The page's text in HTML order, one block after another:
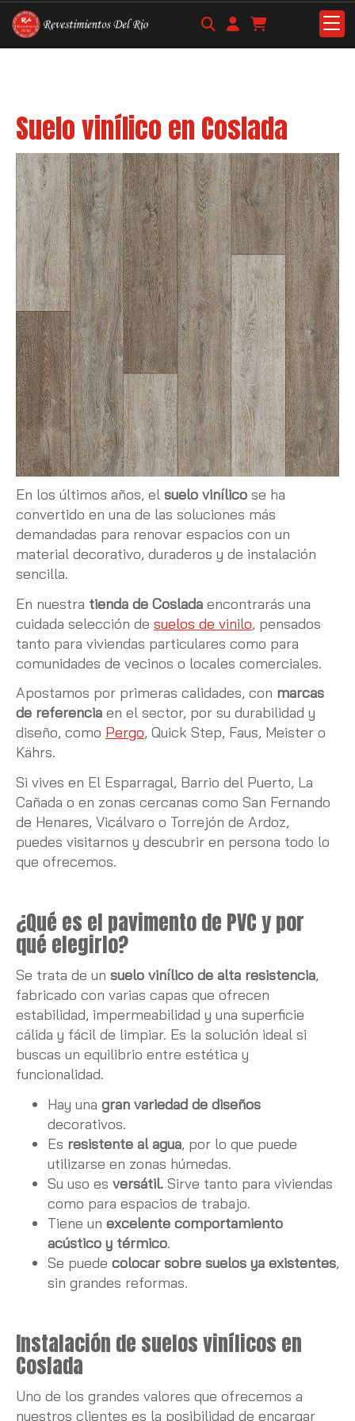
Suelo vinílico en Coslada
En los últimos años, el suelo vinílico se ha
convertido en una de las soluciones más
demandadas para renovar espacios con un
material decorativo, duraderos y de instalación
sencilla.
En nuestra tienda de Coslada encontrarás una
cuidada selección de suelos de vinilo, pensados
tanto para viviendas particulares como para
comunidades de vecinos o locales comerciales.
Apostamos por primeras calidades, con marcas
de referencia en el sector, por su durabilidad y
diseño, como Pergo, Quick Step, Faus, Meister o
Kährs.
Si vives en El Esparragal, Barrio del Puerto, La
Cañada o en zonas cercanas como San Fernando
de Henares, Vicálvaro o Torrejón de Ardoz,
puedes visitarnos y descubrir en persona todo lo
que ofrecemos.
¿Qué es el pavimento de PVC y por
qué elegirlo?
Se trata de un suelo vinílico de alta resistencia,
fabricado con varias capas que ofrecen
estabilidad, impermeabilidad y una superficie
cálida y fácil de limpiar. Es la solución ideal si
buscas un equilibrio entre estética y
funcionalidad.
Hay una gran variedad de diseños
decorativos.
Es resistente al agua, por lo que puede
utilizarse en zonas húmedas.
Su uso es versátil. Sirve tanto para viviendas
como para espacios de trabajo.
Tiene un excelente comportamiento
acústico y térmico.
Se puede colocar sobre suelos ya existentes,
sin grandes reformas.
Instalación de suelos vinílicos en
Coslada
Uno de los grandes valores que ofrecemos a
nuestros clientes es la posibilidad de encargar